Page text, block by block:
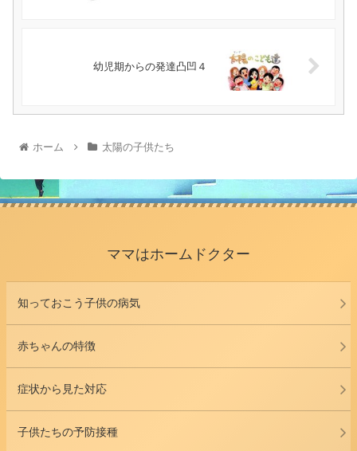
幼児期からの発達凸凹４
ホーム 太陽の子供たち
ママはホームドクター
知っておこう子供の病気
赤ちゃんの特徴
症状から見た対応
子供たちの予防接種